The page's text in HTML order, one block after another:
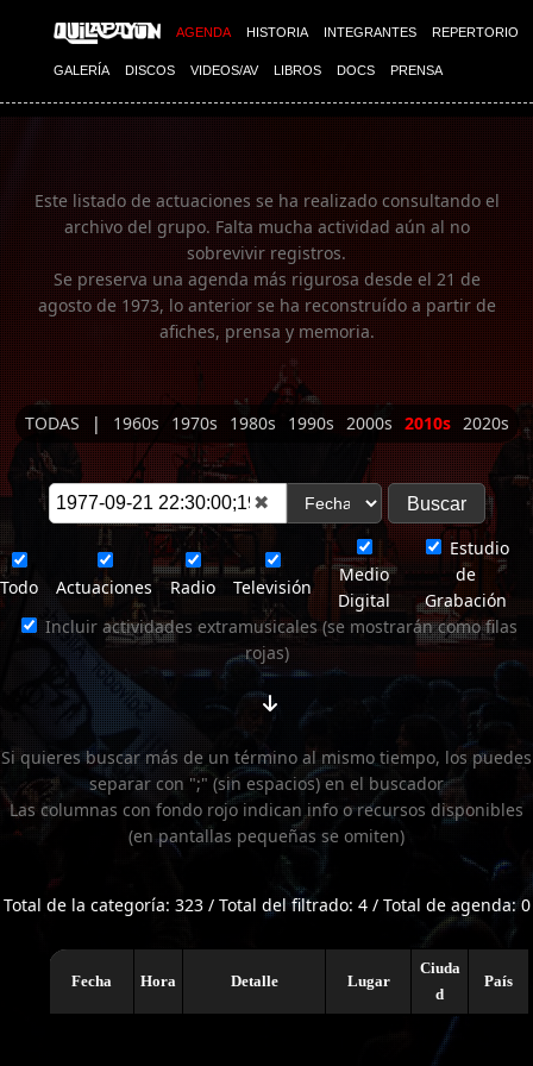
AGENDA HISTORIA INTEGRANTES REPERTORIO
GALERÍA DISCOS VIDEOS/AV LIBROS DOCS PRENSA
Imagen 01
Este listado de actuaciones se ha realizado consultando el
archivo del grupo. Falta mucha actividad aún al no
sobrevivir registros.
Se preserva una agenda más rigurosa desde el 21 de
agosto de 1973, lo anterior se ha reconstruído a partir de
afiches, prensa y memoria.
TODAS | 1960s 1970s 1980s 1990s 2000s 2010s 2020s
✖
Todo Actuaciones Radio Televisión
Medio
Digital
Estudio
de
Grabación
Incluir actividades extramusicales (se mostrarán como filas
rojas)
Si quieres buscar más de un término al mismo tiempo, los puedes
separar con ";" (sin espacios) en el buscador
Las columnas con fondo rojo indican info o recursos disponibles
(en pantallas pequeñas se omiten)
Total de la categoría: 323 / Total del filtrado: 4 / Total de agenda: 0
Fecha Hora Detalle Lugar
Ciuda
d
País